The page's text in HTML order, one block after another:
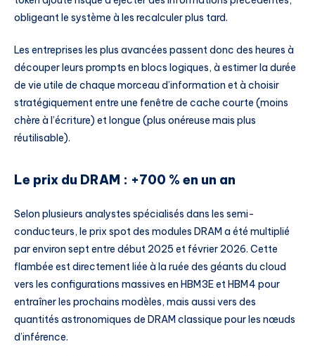
obligeant le système à les recalculer plus tard.
Les entreprises les plus avancées passent donc des heures à
découper leurs prompts en blocs logiques, à estimer la durée
de vie utile de chaque morceau d’information et à choisir
stratégiquement entre une fenêtre de cache courte (moins
chère à l’écriture) et longue (plus onéreuse mais plus
réutilisable).
Le prix du DRAM : +700 % en un an
Selon plusieurs analystes spécialisés dans les semi-
conducteurs, le prix spot des modules DRAM a été multiplié
par environ sept entre début 2025 et février 2026. Cette
flambée est directement liée à la ruée des géants du cloud
vers les configurations massives en HBM3E et HBM4 pour
entraîner les prochains modèles, mais aussi vers des
quantités astronomiques de DRAM classique pour les nœuds
d’inférence.